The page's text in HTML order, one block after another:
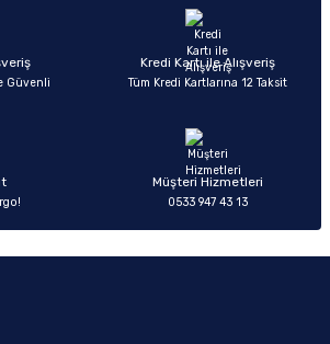
eksik bilgiler bulunuyor.
bulunuyor.
daha pahalı.
Güvenli
Kredi Kartı ile Alışveriş
Tüm Kredi Kartlarına 12 Taksit
Müşteri Hizmetleri
0533 947 43 13